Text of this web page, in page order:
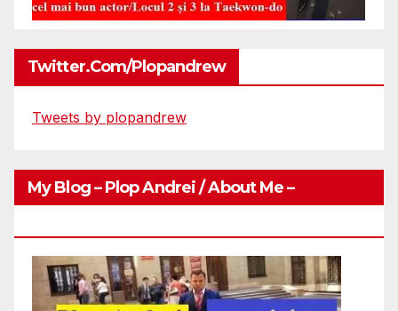
Twitter.com/plopandrew
Tweets by plopandrew
My Blog – Plop Andrei / About Me –